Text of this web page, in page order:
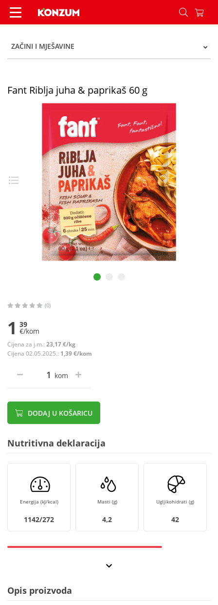
Fant Riblja juha & paprikaš 60 g - Konzum
ZAČINI I MJEŠAVINE
Fant Riblja juha & paprikaš 60 g
(0)
1 39
€/kom
Cijena za j.m.: 23,17 €/kg
Cijena 02.05.2025.: 1,39 €/kom
kom
DODAJ U KOŠARICU
Nutritivna deklaracija
Energija (kJ/kcal)
1142/272
Masti (g)
4,2
Ugljikohidrati (g)
42
Opis proizvoda